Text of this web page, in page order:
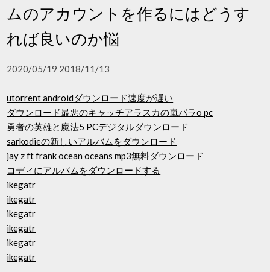
ムのアカウントを作るにはどうす
れば良いのか悩
2020/05/19 2018/11/13
utorrent androidダウンロード速度が遅い
ダウンロード最悪のキャッチアラスカの嵐パラo pc
勇者の英雄と魔法5 PCデジタルダウンロード
sarkodieの新しいアルバムをダウンロード
jay z ft frank ocean oceans mp3無料ダウンロード
コディにアルバムをダウンロードする
ikegatr
ikegatr
ikegatr
ikegatr
ikegatr
ikegatr